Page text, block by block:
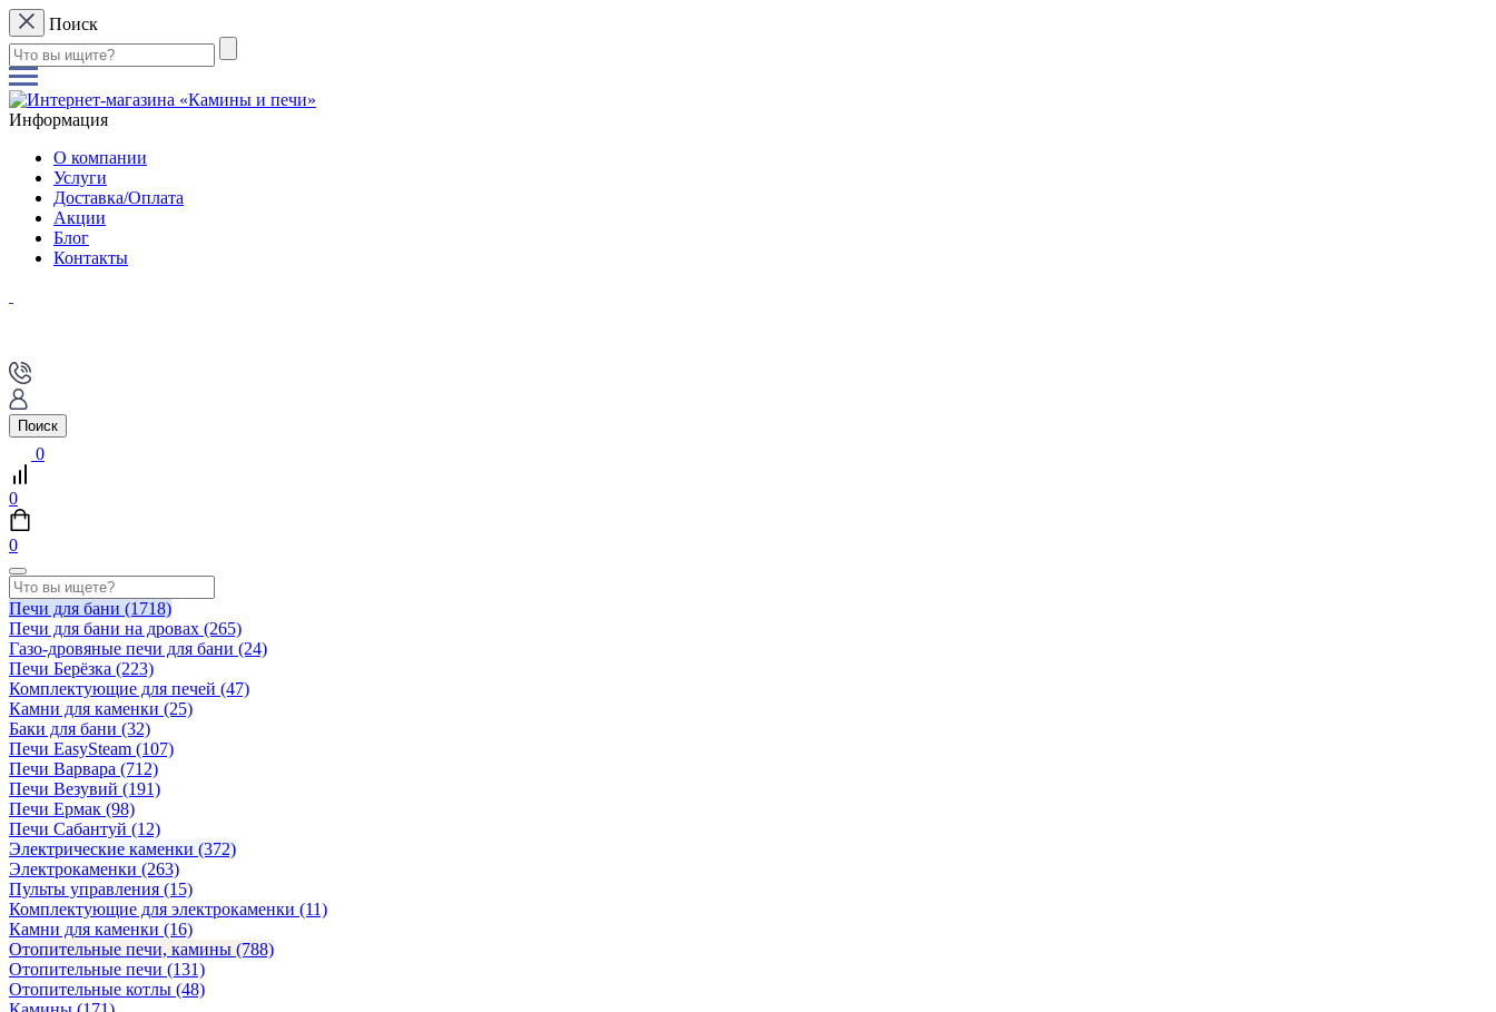
Поиск
Информация
О компании
Услуги
Доставка/Оплата
Акции
Блог
Контакты
Поиск
0
0
0
Печи для бани (1718)
Печи для бани на дровах (265)
Газо-дровяные печи для бани (24)
Печи Берёзка (223)
Комплектующие для печей (47)
Камни для каменки (25)
Баки для бани (32)
Печи EasySteam (107)
Печи Варвара (712)
Печи Везувий (191)
Печи Ермак (98)
Печи Сабантуй (12)
Электрические каменки (372)
Электрокаменки (263)
Пульты управления (15)
Комплектующие для электрокаменки (11)
Камни для каменки (16)
Отопительные печи, камины (788)
Отопительные печи (131)
Отопительные котлы (48)